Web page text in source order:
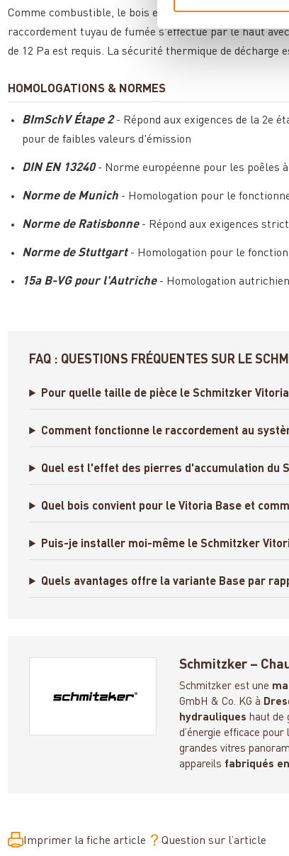
Comme combustible, le bois et les briquettes de bois
raccordement tuyau de fumée s'effectue par le haut
de 12 Pa est requis. La sécurité thermique de
HOMOLOGATIONS & NORMES
BImSchV Étape 2- Répond aux exigences de la 2e
pour de faibles valeurs d'émission
DIN EN 13240- Norme européenne pour les poêles
Norme de Munich - Homologation pour le
Norme de Ratisbonne- Répond aux exigences
Norme de Stuttgart- Homologation pour le
15a B-VG pour l'Autriche- Homologation
FAQ : QUESTIONS FRÉQUENTES SUR LE
Pour quelle taille de pièce le Schmitzker
Comment fonctionne le raccordement au
Quel est l'effet des pierres d'accumulation du
Quel bois convient pour le Vitoria Base et
Puis-je installer moi-même le Schmitzker
Quels avantages offre la variante Base par
Schmitzker –
Schmitzker est une
GmbH & Co. KG à
hydrauliques haut de
d’énergie efficace
grandes vitres
appareils fabriqués
Imprimer la fiche article Question sur l’article